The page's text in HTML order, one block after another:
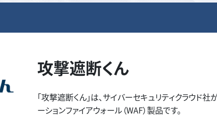
攻撃遮断くん
「攻撃遮断くん」は、サイバーセキュリティクラウド
ーションファイアウォール（WAF）製品です。